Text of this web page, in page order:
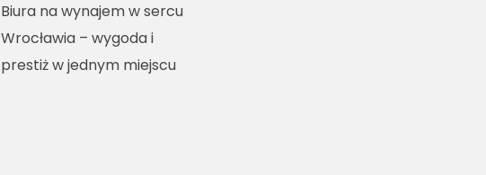
Biura na wynajem w sercu
Wrocławia – wygoda i
prestiż w jednym miejscu